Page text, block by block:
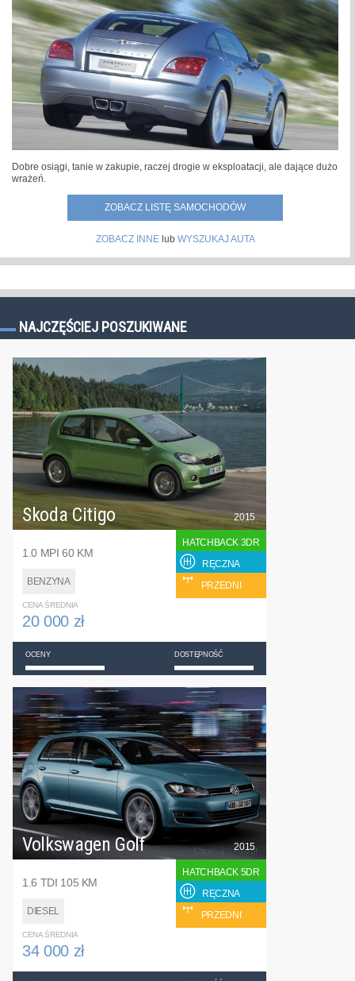
Dobre osiągi, tanie w zakupie, raczej drogie w eksploatacji, ale dające dużo
wrażeń.
ZOBACZ LISTĘ SAMOCHODÓW
ZOBACZ INNElub WYSZUKAJ AUTA
NAJCZĘŚCIEJ POSZUKIWANE
Skoda Citigo
1.0 MPI 60 KM
BENZYNA
2015
HATCHBACK 3DR
RĘCZNA
PRZEDNI
CENA ŚREDNIA
20 000 zł
OCENY DOSTĘPNOŚĆ
Volkswagen Golf
1.6 TDI 105 KM
DIESEL
2015
HATCHBACK 5DR
RĘCZNA
PRZEDNI
CENA ŚREDNIA
34 000 zł